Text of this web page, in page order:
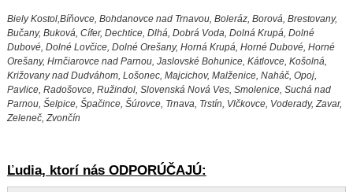
Biely Kostol,Bíňovce, Bohdanovce nad Trnavou, Boleráz, Borová, Brestovany,
Bučany, Buková, Cífer, Dechtice, Dlhá, Dobrá Voda, Dolná Krupá, Dolné
Dubové, Dolné Lovčice, Dolné Orešany, Horná Krupá, Horné Dubové, Horné
Orešany, Hrnčiarovce nad Parnou, Jaslovské Bohunice, Kátlovce, Košolná,
Križovany nad Dudváhom, Lošonec, Majcichov, Malženice, Naháč, Opoj,
Pavlice, Radošovce, Ružindol, Slovenská Nová Ves, Smolenice, Suchá nad
Parnou, Šelpice, Špačince, Šúrovce, Trnava, Trstín, Vlčkovce, Voderady, Zavar,
Zeleneč, Zvončín
Ľudia, ktorí nás ODPORÚČAJÚ: